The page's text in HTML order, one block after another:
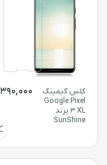
گلس گیمینگ
Google Pixel
3 XL برند
SunShine
390,000